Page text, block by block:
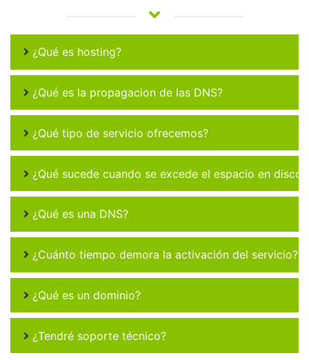
¿Qué es hosting?
¿Qué es la propagacion de las DNS?
¿Qué tipo de servicio ofrecemos?
¿Qué sucede cuando se excede el espacio en disco
¿Qué es una DNS?
¿Cuánto tiempo demora la activación del servicio?
¿Qué es un dominio?
¿Tendré soporte técnico?